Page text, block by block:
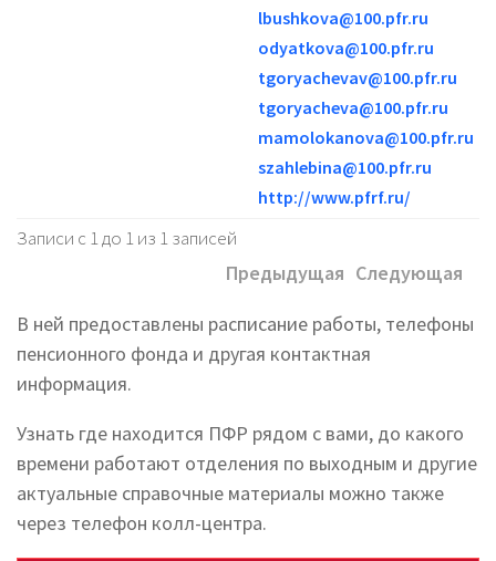
lbushkova@100.pfr.ru
odyatkova@100.pfr.ru
tgoryachevav@100.pfr.ru
tgoryacheva@100.pfr.ru
mamolokanova@100.pfr.ru
szahlebina@100.pfr.ru
http://www.pfrf.ru/
Записи с 1 до 1 из 1 записей
Предыдущая Следующая
В ней предоставлены расписание работы, телефоны
пенсионного фонда и другая контактная
информация.
Узнать где находится ПФР рядом с вами, до какого
времени работают отделения по выходным и другие
актуальные справочные материалы можно также
через телефон колл-центра.